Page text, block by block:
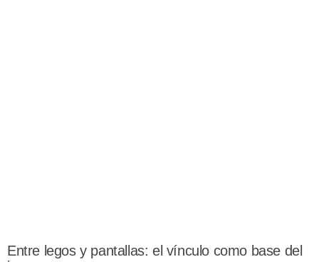
Entre legos y pantallas: el vínculo como base del